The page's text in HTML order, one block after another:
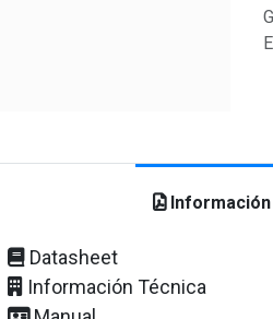
Datasheet
Información Técnica